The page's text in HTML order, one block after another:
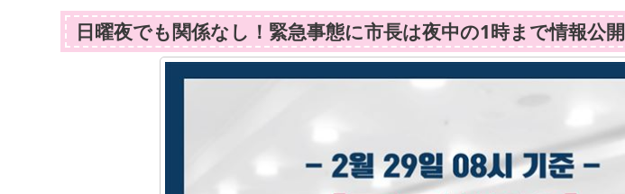
日曜夜でも関係なし！緊急事態に市長は夜中の1時まで情報公開